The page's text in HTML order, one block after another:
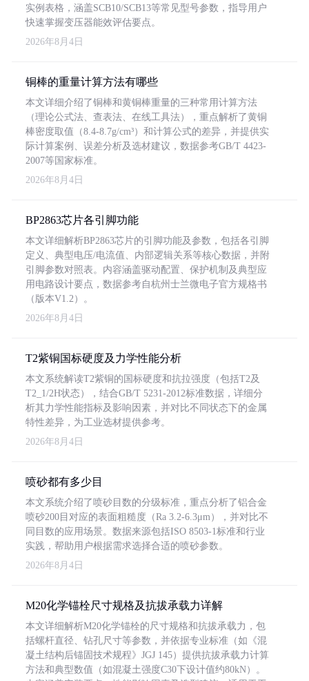
实例表格，涵盖SCB10/SCB13等常见型号参数，指导用户
快速掌握变压器能效评估要点。
2026年8月4日
铜棒的重量计算方法有哪些
本文详细介绍了铜棒和黄铜棒重量的三种常用计算方法
（理论公式法、查表法、在线工具法），重点解析了黄铜
棒密度取值（8.4-8.7g/cm³）和计算公式的差异，并提供实
际计算案例、误差分析及选材建议，数据参考GB/T 4423-
2007等国家标准。
2026年8月4日
BP2863芯片各引脚功能
本文详细解析BP2863芯片的引脚功能及参数，包括各引脚
定义、典型电压/电流值、内部逻辑关系等核心数据，并附
引脚参数对照表。内容涵盖驱动配置、保护机制及典型应
用电路设计要点，数据参考自杭州士兰微电子官方规格书
（版本V1.2）。
2026年8月4日
T2紫铜国标硬度及力学性能分析
本文系统解读T2紫铜的国标硬度和抗拉强度（包括T2及
T2_1/2H状态），结合GB/T 5231-2012标准数据，详细分
析其力学性能指标及影响因素，并对比不同状态下的金属
特性差异，为工业选材提供参考。
2026年8月4日
喷砂都有多少目
本文系统介绍了喷砂目数的分级标准，重点分析了铝合金
喷砂200目对应的表面粗糙度（Ra 3.2-6.3μm），并对比不
同目数的应用场景。数据来源包括ISO 8503-1标准和行业
实践，帮助用户根据需求选择合适的喷砂参数。
2026年8月4日
M20化学锚栓尺寸规格及抗拔承载力详解
本文详细解析M20化学锚栓的尺寸规格和抗拔承载力，包
括螺杆直径、钻孔尺寸等参数，并依据专业标准（如《混
凝土结构后锚固技术规程》JGJ 145）提供抗拔承载力计算
方法和典型数值（如混凝土强度C30下设计值约80kN）。